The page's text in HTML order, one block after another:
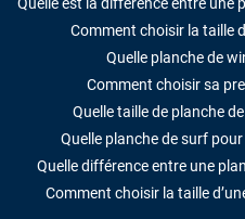
Comment choisir la taille
Quelle planche de
Comment choisir sa
Quelle taille de planche
Quelle planche de surf
Quelle différence entre une
Comment choisir la taille